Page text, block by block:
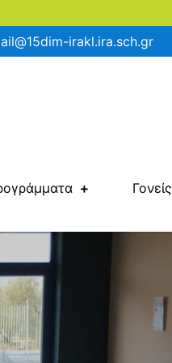
irakl.ira.sch.gr
Γονείς